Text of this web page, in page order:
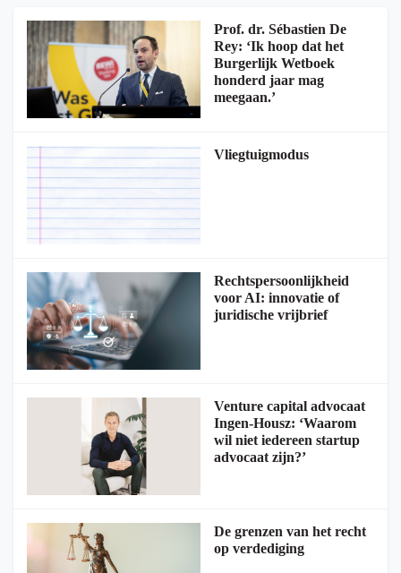
Prof. dr. Sébastien De
Rey: ‘Ik hoop dat het
Burgerlijk Wetboek
honderd jaar mag
meegaan.’
Vliegtuigmodus
Rechtspersoonlijkheid
voor AI: innovatie of
juridische vrijbrief
Venture capital advocaat
Ingen-Housz: ‘Waarom
wil niet iedereen startup
advocaat zijn?’
De grenzen van het recht
op verdediging